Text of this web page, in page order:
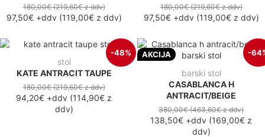
180,00€(219,60€z ddv)
97,50€+ddv(119,00€z ddv)
180,00€(219,60€z ddv)
97,50€+ddv(119,00€z ddv)
-48%
stol
KATE ANTRACIT TAUPE
180,00€(219,60€z ddv)
94,20€ +ddv (114,90€ z
ddv)
AKCIJA -
barski stol
CASABLANCA H
ANTRACIT/BEIGE
380,00€(463,60€z ddv)
138,50€ +ddv (169,00€ z
ddv)